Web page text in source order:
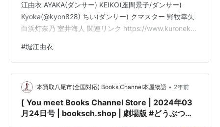
迷い猫オーバーラン！（鳴子叶絵）
アスタロッテのおもちゃ！（エフィ）
きパラダイス！！〜
ドラゴンクライシス！（マルガ）
輪るピングドラム（夏芽真砂子）
ペルソナ4/ペルソナ4 ザ・ゴールデン（里中千枝）
DOG DAYS/DOG DAYS´ /DOG DAYS″（ミルヒオー
江由衣 AYAKA(ダンサー) KEIKO(座間景子/ダンサー)
Kyoka(@kyon828) ちい(ダンサー) クマスター 野牧幸矢
白浜灯奈乃 室井海人 関連リンク https://www.kuroneko-
www.bilibili.com ゆい：黒ネコ集会に来て下さった皆さ
ま！ありがとうございました！皆さまのおかげでとても
楽しいイベントになりました♪冷静なよ…
#堀江由衣
本買取八尾市(全国対応) Books Channel本屋物語 • 2年前
[ You meet Books Channel Store | 2024年03
月24日号 | booksch.shop | 劇場版 #どうぶつの